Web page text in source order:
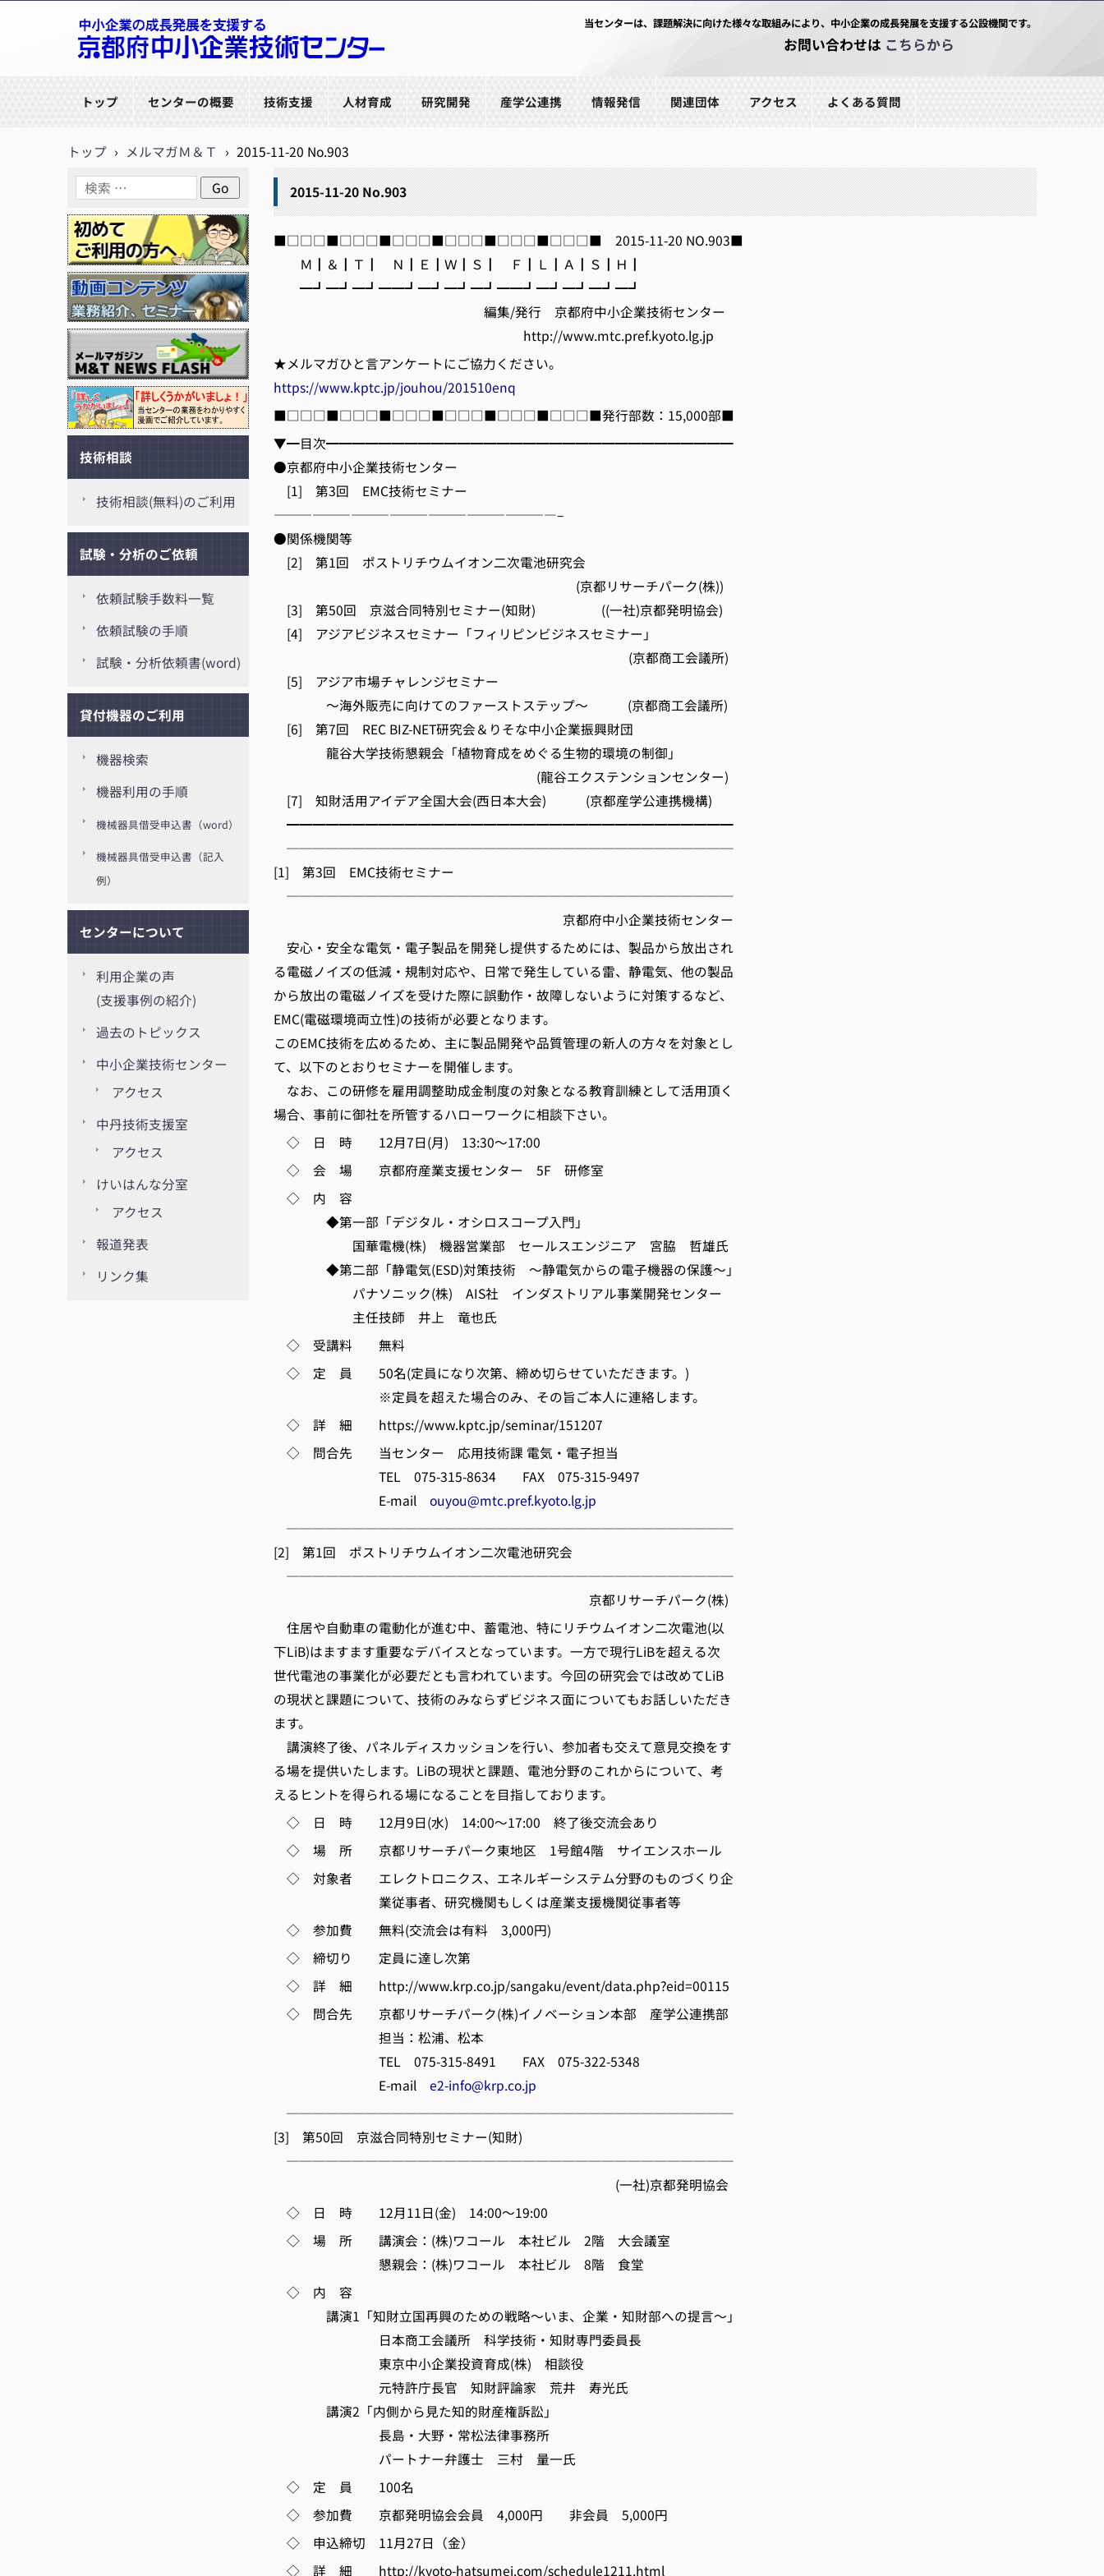
当センターは、課題解決に向けた様々な取組みにより、中小企業の成長発展を支援する公設機関です。
お問い合わせは こちらから
トップ センターの概要 技術支援 人材育成 研究開発 産学公連携 情報発信 関連団体 アクセス よくある質問
トップ › メルマガＭ＆Ｔ › 2015-11-20 No.903
2015-11-20 No.903
■□□□■□□□■□□□■□□□■□□□■□□□■ 2015-11-20 NO.903■
Ｍ┃＆┃Ｔ┃ Ｎ┃Ｅ┃Ｗ┃Ｓ┃ Ｆ┃Ｌ┃Ａ┃Ｓ┃Ｈ┃
━┛━┛━┛━━┛━┛━┛━┛━━┛━┛━┛━┛━┛
編集/発行 京都府中小企業技術センター
http://www.mtc.pref.kyoto.lg.jp
★メルマガひと言アンケートにご協力ください。
https://www.kptc.jp/jouhou/201510enq
■□□□■□□□■□□□■□□□■□□□■□□□■発行部数：15,000部■
▼━目次━━━━━━━━━━━━━━━━━━━━━━━━━━━━━━━
●京都府中小企業技術センター
[1] 第3回 EMC技術セミナー
——————————————————————–
●関係機関等
[2] 第1回 ポストリチウムイオン二次電池研究会
(京都リサーチパーク(株))
[3] 第50回 京滋合同特別セミナー(知財) ((一社)京都発明協会)
[4] アジアビジネスセミナー「フィリピンビジネスセミナー」
(京都商工会議所)
[5] アジア市場チャレンジセミナー
～海外販売に向けてのファーストステップ～ (京都商工会議所)
[6] 第7回 REC BIZ-NET研究会＆りそな中小企業振興財団
龍谷大学技術懇親会「植物育成をめぐる生物的環境の制御」
(龍谷エクステンションセンター)
[7] 知財活用アイデア全国大会(西日本大会) (京都産学公連携機構)
━━━━━━━━━━━━━━━━━━━━━━━━━━━━━━━━━━
──────────────────────────────────
[1] 第3回 EMC技術セミナー
──────────────────────────────────
京都府中小企業技術センター
安心・安全な電気・電子製品を開発し提供するためには、製品から放出され
る電磁ノイズの低減・規制対応や、日常で発生している雷、静電気、他の製品
から放出の電磁ノイズを受けた際に誤動作・故障しないように対策するなど、
EMC(電磁環境両立性)の技術が必要となります。
このEMC技術を広めるため、主に製品開発や品質管理の新人の方々を対象とし
て、以下のとおりセミナーを開催します。
なお、この研修を雇用調整助成金制度の対象となる教育訓練として活用頂く
場合、事前に御社を所管するハローワークに相談下さい。
◇ 日 時 12月7日(月) 13:30～17:00
◇ 会 場 京都府産業支援センター 5F 研修室
◇ 内 容
◆第一部「デジタル・オシロスコープ入門」
国華電機(株) 機器営業部 セールスエンジニア 宮脇 哲雄氏
◆第二部「静電気(ESD)対策技術 ～静電気からの電子機器の保護～」
パナソニック(株) AIS社 インダストリアル事業開発センター
主任技師 井上 竜也氏
◇ 受講料 無料
◇ 定 員 50名(定員になり次第、締め切らせていただきます。)
※定員を超えた場合のみ、その旨ご本人に連絡します。
◇ 詳 細 https://www.kptc.jp/seminar/151207
◇ 問合先 当センター 応用技術課 電気・電子担当
TEL 075-315-8634 FAX 075-315-9497
E-mail ouyou@mtc.pref.kyoto.lg.jp
──────────────────────────────────
[2] 第1回 ポストリチウムイオン二次電池研究会
──────────────────────────────────
京都リサーチパーク(株)
住居や自動車の電動化が進む中、蓄電池、特にリチウムイオン二次電池(以
下LiB)はますます重要なデバイスとなっています。一方で現行LiBを超える次
世代電池の事業化が必要だとも言われています。今回の研究会では改めてLiB
の現状と課題について、技術のみならずビジネス面についてもお話しいただき
ます。
講演終了後、パネルディスカッションを行い、参加者も交えて意見交換をす
る場を提供いたします。LiBの現状と課題、電池分野のこれからについて、考
えるヒントを得られる場になることを目指しております。
◇ 日 時 12月9日(水) 14:00～17:00 終了後交流会あり
◇ 場 所 京都リサーチパーク東地区 1号館4階 サイエンスホール
◇ 対象者 エレクトロニクス、エネルギーシステム分野のものづくり企
業従事者、研究機関もしくは産業支援機関従事者等
◇ 参加費 無料(交流会は有料 3,000円)
◇ 締切り 定員に達し次第
◇ 詳 細 http://www.krp.co.jp/sangaku/event/data.php?eid=00115
◇ 問合先 京都リサーチパーク(株)イノベーション本部 産学公連携部
担当：松浦、松本
TEL 075-315-8491 FAX 075-322-5348
E-mail e2-info@krp.co.jp
──────────────────────────────────
[3] 第50回 京滋合同特別セミナー(知財)
──────────────────────────────────
(一社)京都発明協会
◇ 日 時 12月11日(金) 14:00～19:00
◇ 場 所 講演会：(株)ワコール 本社ビル 2階 大会議室
懇親会：(株)ワコール 本社ビル 8階 食堂
◇ 内 容
講演1「知財立国再興のための戦略～いま、企業・知財部への提言～」
日本商工会議所 科学技術・知財専門委員長
東京中小企業投資育成(株) 相談役
元特許庁長官 知財評論家 荒井 寿光氏
講演2「内側から見た知的財産権訴訟」
長島・大野・常松法律事務所
パートナー弁護士 三村 量一氏
◇ 定 員 100名
◇ 参加費 京都発明協会会員 4,000円 非会員 5,000円
◇ 申込締切 11月27日（金）
◇ 詳 細 http://kyoto-hatsumei.com/schedule1211.html
技術相談
技術相談(無料)のご利用
試験・分析のご依頼
依頼試験手数料一覧
依頼試験の手順
試験・分析依頼書(word)
貸付機器のご利用
機器検索
機器利用の手順
機械器具借受申込書（word）
機械器具借受申込書（記入
例）
センターについて
利用企業の声
(支援事例の紹介)
過去のトピックス
中小企業技術センター
アクセス
中丹技術支援室
アクセス
けいはんな分室
アクセス
報道発表
リンク集